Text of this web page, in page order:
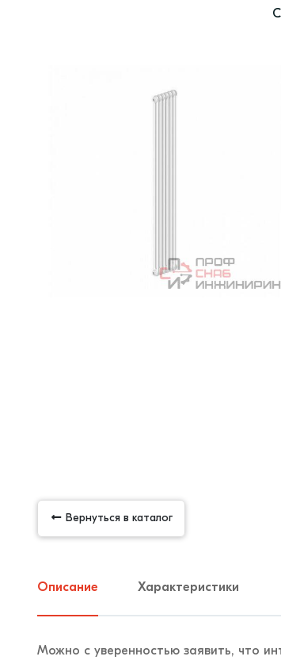
Вернуться в каталог
Описание Характеристики
Можно с уверенностью заявить, что